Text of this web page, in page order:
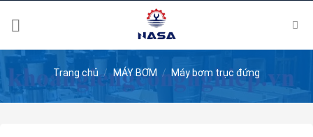
Trang chủ / MÁY BƠM / Máy bơm trục đứng